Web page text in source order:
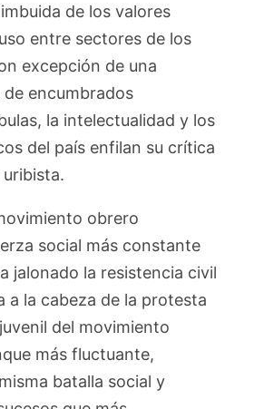
de los valores
entre sectores de los
excepción de una
encumbrados
la intelectualidad y los
del país enfilan su crítica
obrero
social más constante
jalonado la resistencia civil
a la cabeza de la protesta
del movimiento
más fluctuante,
batalla social y